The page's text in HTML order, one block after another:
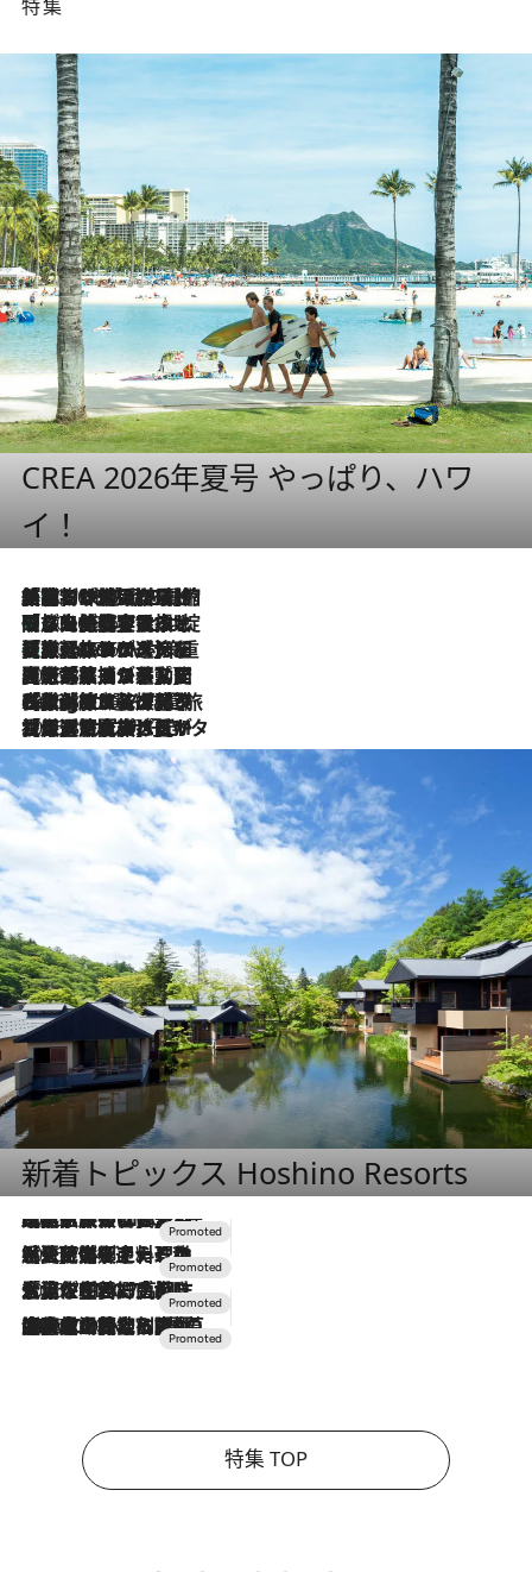
特集
CREA 2026年夏号 やっぱり、ハワ
イ！
2026.8.6
「荷物が増えるほど旅ストレスは増す」美容ジャーナリストがたどり着いた最終結論。“化粧品を劇的に減らす”感動の凝縮美容とは
2026.8.6
「旅先には金髪ウィッグを持参」日本と同じメイクでは損してる!? 美容ジャーナリストが提案する“掟破りの旅美容”とは
2026.8.6
【厳選旅コスメ】「身軽さ＆UV対策重視！」ヘアアーティストshucoが選んだ夏旅ベストコスメを発表【Mサイズジップ】
2026.8.5
【厳選旅コスメ】国内をあちこち移動する河井菜摘が選んだ夏旅ベストコスメ発表！「リラックスアイテムはマスト」【Mサイズジップ】
2026.8.4
【厳選旅コスメ】「紫外線＆乾燥対策しながらメイク感も！」ヘア＆メイクGeorgeが選んだ夏旅ベストコスメを発表！【Mサイズジップ】
2026.8.3
【厳選旅コスメ】「保湿もタイパ重視！」“サウナ好き”タレント清水みさとが愛用する夏旅ベストコスメを発表！【Mサイズジップ】
新着トピックス Hoshino Resorts
2026.7.31
【ホテル帰省】という選択肢をOMOが提案。家族とほどよい距離を保つには「昼は実家、夜は気兼ねなくホテルで！」
2026.7.24
【夏限定ディナーコース】旬を迎える稚鮎や花ズッキーニなどをイタリア・トスカーナの郷土料理の手法で満喫！
2026.7.17
「土佐和ハーブかき氷」がOMO7高知に登場！生姜、山椒、大葉など目にも舌にも涼を呼ぶ郷土の味
2026.7.10
NEW OPEN！【界 草津】名湯の地に誕生。趣の異なる2種の温泉と上州ならではの会席・蕎麦割烹など美食を味わう究極の癒やし旅
特集 TOP